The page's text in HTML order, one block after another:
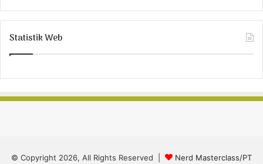
Statistik Web
© Copyright 2026, All Rights Reserved | Nerd Masterclass/PT